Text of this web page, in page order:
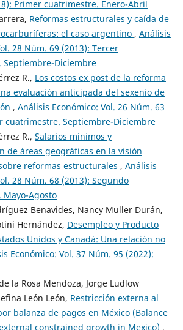
Primer cuatrimestre. Enero-Abril
Reformas estructurales y caída de
el caso argentino , Análisis
28 Núm. 69 (2013): Tercer
Diciembre
R., Los costos ex post de la reforma
evaluación anticipada del sexenio de
, Análisis Económico: Vol. 26 Núm. 63
cuatrimestre. Septiembre-Diciembre
R., Salarios mínimos y
de áreas geográficas en la visión
reformas estructurales , Análisis
28 Núm. 68 (2013): Segundo
Agosto
Benavides, Nancy Muller Durán,
Hernández, Desempleo y Producto
Unidos y Canadá: Una relación no
Económico: Vol. 37 Núm. 95 (2022):
la Rosa Mendoza, Jorge Ludlow
León León, Restricción externa al
balanza de pagos en México (Balance
constrained growth in Mexico) ,